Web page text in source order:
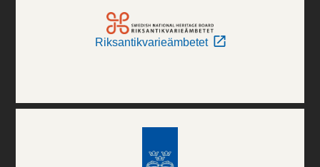
Riksantikvarieämbetet